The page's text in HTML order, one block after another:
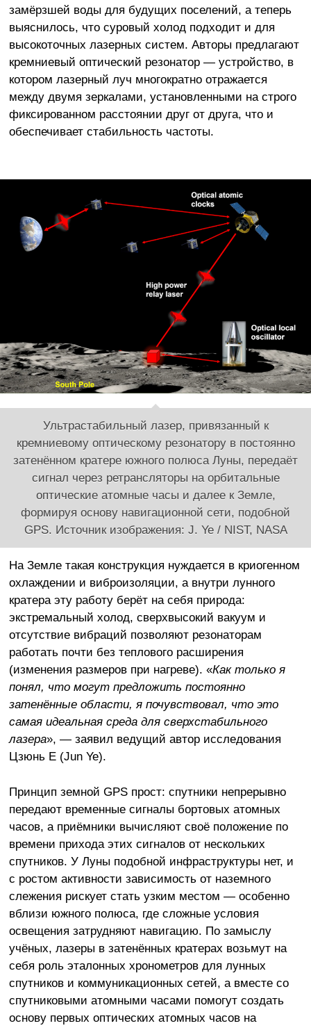
замёрзшей воды для будущих поселений, а теперь
выяснилось, что суровый холод подходит и для
высокоточных лазерных систем. Авторы предлагают
кремниевый оптический резонатор — устройство, в
котором лазерный луч многократно отражается
между двумя зеркалами, установленными на строго
фиксированном расстоянии друг от друга, что и
обеспечивает стабильность частоты.
Ультрастабильный лазер, привязанный к
кремниевому оптическому резонатору в постоянно
затенённом кратере южного полюса Луны, передаёт
сигнал через ретрансляторы на орбитальные
оптические атомные часы и далее к Земле,
формируя основу навигационной сети, подобной
GPS. Источник изображения: J. Ye / NIST, NASA
На Земле такая конструкция нуждается в криогенном
охлаждении и виброизоляции, а внутри лунного
кратера эту работу берёт на себя природа:
экстремальный холод, сверхвысокий вакуум и
отсутствие вибраций позволяют резонаторам
работать почти без теплового расширения
(изменения размеров при нагреве). «Как только я
понял, что могут предложить постоянно
затенённые области, я почувствовал, что это
самая идеальная среда для сверхстабильного
лазера», — заявил ведущий автор исследования
Цзюнь Е (Jun Ye).
Принцип земной GPS прост: спутники непрерывно
передают временные сигналы бортовых атомных
часов, а приёмники вычисляют своё положение по
времени прихода этих сигналов от нескольких
спутников. У Луны подобной инфраструктуры нет, и
с ростом активности зависимость от наземного
слежения рискует стать узким местом — особенно
вблизи южного полюса, где сложные условия
освещения затрудняют навигацию. По замыслу
учёных, лазеры в затенённых кратерах возьмут на
себя роль эталонных хронометров для лунных
спутников и коммуникационных сетей, а вместе со
спутниковыми атомными часами помогут создать
основу первых оптических атомных часов на